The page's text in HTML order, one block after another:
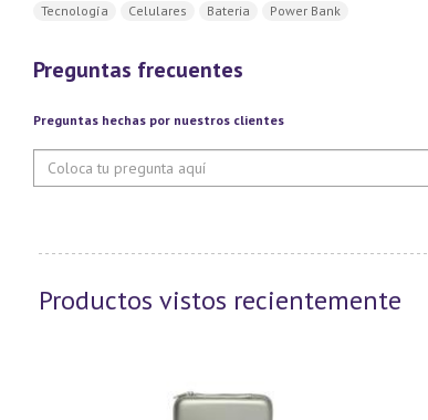
Tecnología Celulares Bateria Power Bank
Preguntas frecuentes
Preguntas hechas por nuestros clientes
Productos vistos recientemente